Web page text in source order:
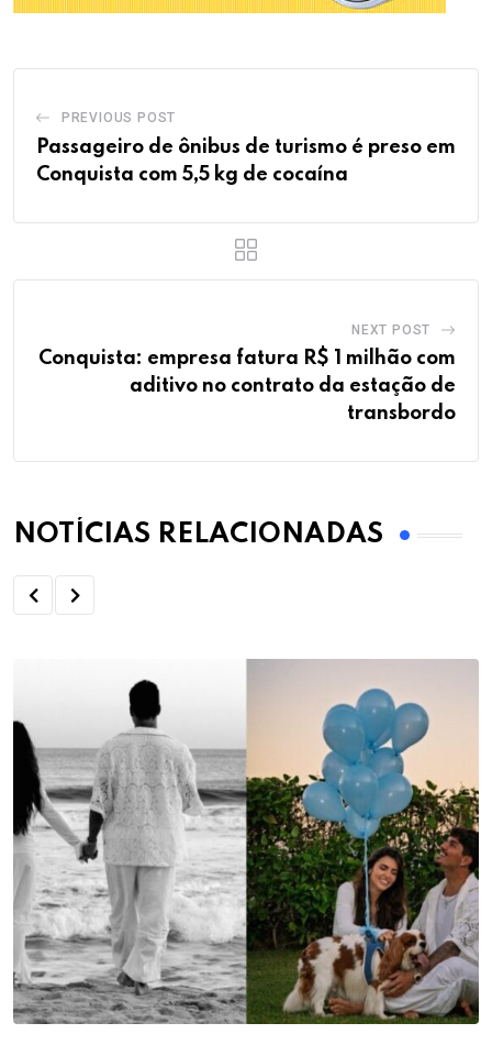
PREVIOUS POST
Passageiro de ônibus de turismo é preso em
Conquista com 5,5 kg de cocaína
NEXT POST
Conquista: empresa fatura R$ 1 milhão com
aditivo no contrato da estação de
transbordo
NOTÍCIAS RELACIONADAS